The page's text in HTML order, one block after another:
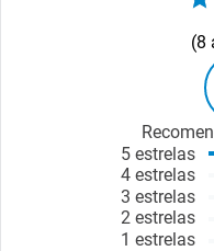
8
5 estrelas
4 estrelas
3 estrelas
2 estrelas
1 estrelas